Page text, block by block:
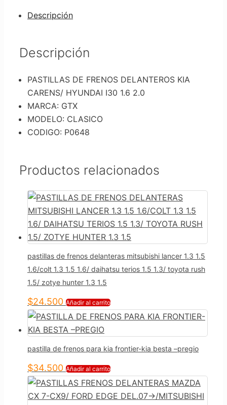
Descripción
Descripción
PASTILLAS DE FRENOS DELANTEROS KIA
CARENS/ HYUNDAI I30 1.6 2.0
MARCA: GTX
MODELO: CLASICO
CODIGO: P0648
Productos relacionados
pastillas de frenos delanteras mitsubishi lancer 1.3 1.5
1.6/colt 1.3 1.5 1.6/ daihatsu terios 1.5 1.3/ toyota rush
1.5/ zotye hunter 1.3 1.5
$24.500 Añadir al carrito
pastilla de frenos para kia frontier-kia besta –pregio
$34.500 Añadir al carrito